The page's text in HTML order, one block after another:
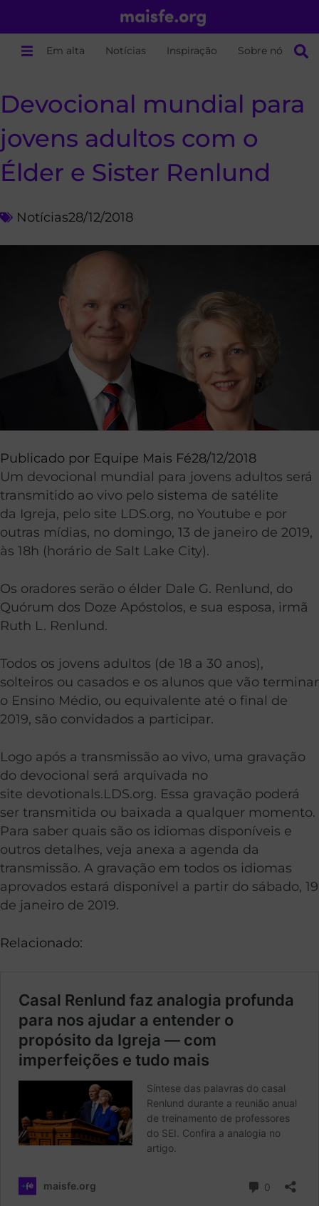
Em alta Notícias Inspiração Sobre nós
Devocional mundial para
jovens adultos com o
Élder e Sister Renlund
Notícias28/12/2018
Publicado por Equipe Mais Fé28/12/2018
Um devocional mundial para jovens adultos será
transmitido ao vivo pelo sistema de satélite
da Igreja, pelo site LDS.org, no Youtube e por
outras mídias, no domingo, 13 de janeiro de 2019,
às 18h (horário de Salt Lake City).
Os oradores serão o élder Dale G. Renlund, do
Quórum dos Doze Apóstolos, e sua esposa, irmã
Ruth L. Renlund.
Todos os jovens adultos (de 18 a 30 anos),
solteiros ou casados e os alunos que vão terminar
o Ensino Médio, ou equivalente até o final de
2019, são convidados a participar.
Logo após a transmissão ao vivo, uma gravação
do devocional será arquivada no
site devotionals.LDS.org. Essa gravação poderá
ser transmitida ou baixada a qualquer momento.
Para saber quais são os idiomas disponíveis e
outros detalhes, veja anexa a agenda da
transmissão. A gravação em todos os idiomas
aprovados estará disponível a partir do sábado, 19
de janeiro de 2019.
Relacionado: